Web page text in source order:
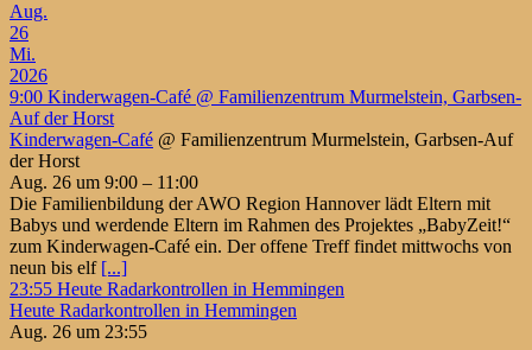
Aug.
26
Mi.
2026
9:00 Kinderwagen-Café @ Familienzentrum Murmelstein, Garbsen-
Auf der Horst
Kinderwagen-Café @ Familienzentrum Murmelstein, Garbsen-Auf
der Horst
Aug. 26 um 9:00 – 11:00
Die Familienbildung der AWO Region Hannover lädt Eltern mit
Babys und werdende Eltern im Rahmen des Projektes „BabyZeit!“
zum Kinderwagen-Café ein. Der offene Treff findet mittwochs von
neun bis elf [...]
23:55 Heute Radarkontrollen in Hemmingen
Heute Radarkontrollen in Hemmingen
Aug. 26 um 23:55